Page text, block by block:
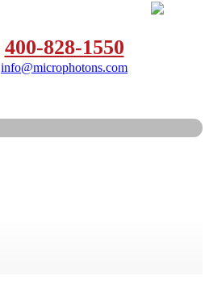
400-828-1550
info@microphotons.com